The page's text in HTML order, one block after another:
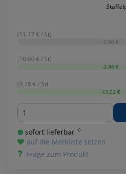
(11.17 € / St)
-0,00 €
(10.60 € / St)
-2,86 €
(9.78 € / St)
-13,92 €
Menge
sofort lieferbar ¹⁾
auf die Merkliste setzen
Frage zum Produkt